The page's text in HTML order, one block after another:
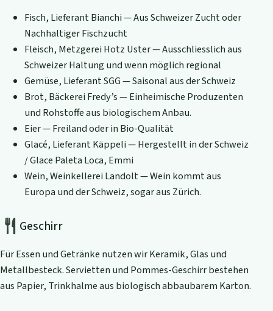
Fisch, Lieferant Bianchi — Aus Schweizer Zucht oder
Nachhaltiger Fischzucht
Fleisch, Metzgerei Hotz Uster — Ausschliesslich aus
Schweizer Haltung und wenn möglich regional
Gemüse, Lieferant SGG — Saisonal aus der Schweiz
Brot, Bäckerei Fredy’s — Einheimische Produzenten
und Rohstoffe aus biologischem Anbau.
Eier — Freiland oder in Bio-Qualität
Glacé, Lieferant Käppeli — Hergestellt in der Schweiz
/ Glace Paleta Loca, Emmi
Wein, Weinkellerei Landolt — Wein kommt aus
Europa und der Schweiz, sogar aus Zürich.
Geschirr
Für Essen und Getränke nutzen wir Keramik, Glas und
Metallbesteck. Servietten und Pommes-Geschirr bestehen
aus Papier, Trinkhalme aus biologisch abbaubarem Karton.